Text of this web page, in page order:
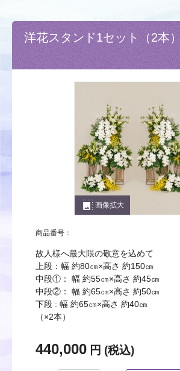
洋花スタンド1セット（2本）
photo_size_select_large 画像拡大
商品番号：
故人様へ最大限の敬意を込めて
上段：幅 約80㎝×高さ 約150㎝
中段①： 幅 約55㎝×高さ 約45㎝
中段②： 幅 約65㎝×高さ 約50㎝
下段 : 幅 約65㎝×高さ 約40㎝
（×2本）
440,000 円 (税込)